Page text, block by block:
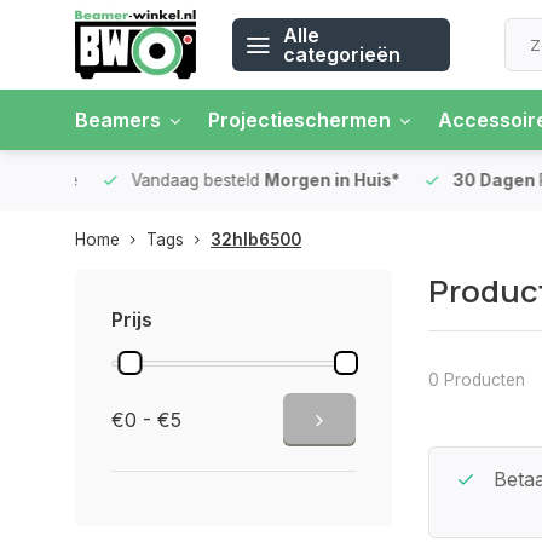
Alle
categorieën
Beamers Projectieschermen
Vandaag besteldMorgen in Huis* 30 Dagen
Home Tags 32hlb6500
Prijs
€0 - €5
0 Producten
Beste Service Garantie